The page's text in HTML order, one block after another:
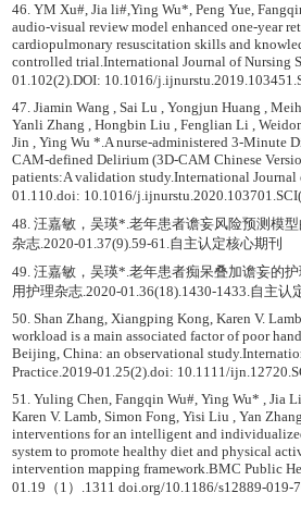
46. YM Xu#, Jia li#,Ying Wu*, Peng Yue,
audio-visual review model enhanced one-year
cardiopulmonary resuscitation skills and
controlled trial.International Journal of Nursing
01.102(2).DOI: 10.1016/
47. Jiamin Wang , Sai Lu , Yongjun Huang ,
Yanli Zhang , Hongbin Liu , Fenglian Li ,
Jin , Ying Wu *.A nurse-administered 3-Minute
CAM-defined Delirium (3D-CAM Chinese
patients:A validation study.International Journal
01.110.doi: 10.1016/
48. 汪嘉敏，吴瑛*.老年患者谵妄风险预测模
杂志.2020-01.37(9).59-61.自主认定核心期刊
49. 汪嘉敏，吴瑛*.老年患者痴呆叠加谵妄的
用护理杂志.2020-01.36(18).1430-1433.自主认
50. Shan Zhang, Xiangping Kong, Karen V.
workload is a main associated factor of poor
Beijing, China: an observational
Practice.2019-01.25(2).doi: 10.1111/
51. Yuling Chen, Fangqin Wu#, Ying Wu* , Jia
Karen V. Lamb, Simon Fong, Yisi Liu , Yan
interventions for an intelligent and
system to promote healthy diet and physical
intervention mapping framework.BMC Public
01.19（1）.1311 doi.org/10.1186/s12889-019-